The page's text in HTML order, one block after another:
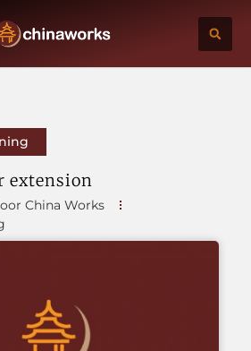
extension
China Works